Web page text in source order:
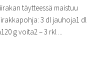
täytteessä maistuu
3 dl jauhoja1 dl
g voita2 – 3 rkl ...